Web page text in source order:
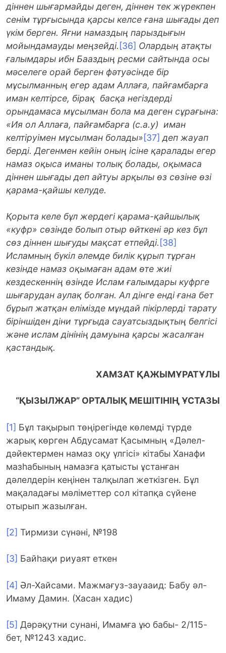
діннен шығармайды деген, діннен тек жүрекпен
сенім тұрғысында қарсы келсе ғана шығады деп
үкім берген. Яғни намаздың парыздығын
мойындамауды меңзейді. [36] Олардың атақты
ғалымдары ибн Бааздың ресми сайтында осы
мәселеге орай берген фәтуәсінде бір
мұсылманның егер адам Аллаға, пайғамбарға
иман келтірсе, бірақ басқа негіздерді
орындамаса мұсылман бола ма деген сұрағына:
«Ия ол Аллаға, пайғамбарға (с.а.у) иман
келтіруімен мұсылман болады» [37] деп жауап
берді. Дегенмен кейін оның ісіне қаралады егер
намаз оқыса иманы толық болады, оқымаса
діннен шығады деп айтуы арқылы өз сөзіне өзі
қарама-қайшы келуде.
Қорыта келе бұл жердегі қарама-қайшылық
«куфр» сөзінде болып отыр өйткені әр кез бұл
сөз діннен шығуды мақсат етпейді. [38]
Исламның бүкіл әлемде билік құрып тұрған
кезінде намаз оқымаған адам өте жиі
кездескеннің өзінде Ислам ғалымдары куфрге
шығарудан аулақ болған. Ал дінге енді ғана бет
бұрып жатқан елімізде мұндай пікірлерді тарату
біріншіден діни тұрғыда сауатсыздықтың белгісі
және ислам дінінің дамуына қарсы жасалған
қастандық.
ХАМЗАТ ҚАЖЫМҰРАТҰЛЫ
“ҚЫЗЫЛЖАР” ОРТАЛЫҚ МЕШІТІНІҢ ҰСТАЗЫ
[1] Бұл тақырып төңірегінде көлемді түрде
жарық көрген Абдусамат Қасымның «Дәлел-
дәйектермен намаз оқу үлгісі» кітабы Ханафи
мазһабының намазға қатысты ұстанған
дәлелдерін кеңінен талқылап жеткізген. Бұл
мақаладағы мәліметтер сол кітапқа сүйене
отырып жазылған.
[2] Тирмизи сүнәні, №198
[3] Байһақи риуаят еткен
[4] Әл-Хайсами. Мажмағуз-зауааид: Бабу әл-
Имаму Дамин. (Хасан хадис)
[5] Дәрәқутни сунані, Имамға ұю бабы- 2/115-
бет, №1243 хадис.